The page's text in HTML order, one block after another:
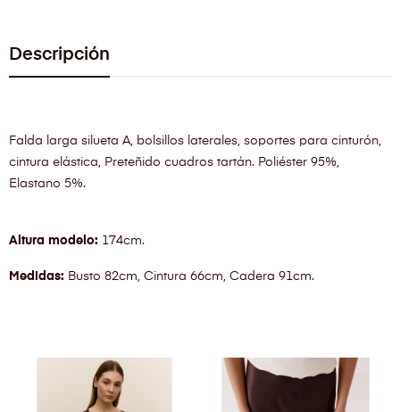
Descripción
Falda larga silueta A, bolsillos laterales, soportes para cinturón,
cintura elástica, Preteñido cuadros tartán. Poliéster 95%,
Elastano 5%.
Altura modelo: 174cm.
Medidas: Busto 82cm, Cintura 66cm, Cadera 91cm.